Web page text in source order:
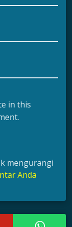
in this
mengurangi
Anda